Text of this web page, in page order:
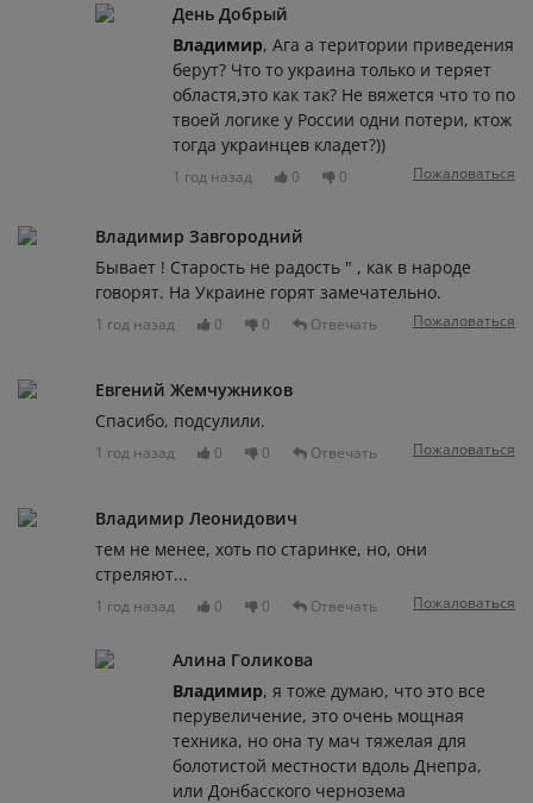
День Добрый
Владимир, Ага а територии приведения
берут? Что то украина только и теряет
областя,это как так? Не вяжется что то по
твоей логике у России одни потери, ктож
тогда украинцев кладет?))
1 год назад 0 0 Пожаловаться
Владимир Завгородний
Бывает ! Старость не радость " , как в народе
говорят. На Украине горят замечательно.
1 год назад 0 0 Отвечать Пожаловаться
Евгений Жемчужников
Спасибо, подсулили.
1 год назад 0 0 Отвечать Пожаловаться
Владимир Леонидович
тем не менее, хоть по старинке, но, они
стреляют...
1 год назад 0 0 Отвечать Пожаловаться
Алина Голикова
Владимир, я тоже думаю, что это все
перувеличение, это очень мощная
техника, но она ту мач тяжелая для
болотистой местности вдоль Днепра,
или Донбасского чернозема